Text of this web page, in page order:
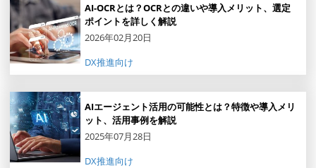
AI-OCRとは？OCRとの違いや導入メリット、選定
ポイントを詳しく解説
2026年02月20日
DX推進向け
AIエージェント活用の可能性とは？特徴や導入メリ
ット、活用事例を解説
2025年07月28日
DX推進向け